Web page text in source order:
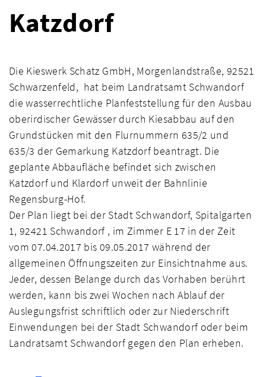
Katzdorf
Die Kieswerk Schatz GmbH, Morgenlandstraße, 92521
Schwarzenfeld, hat beim Landratsamt Schwandorf
die wasserrechtliche Planfeststellung für den Ausbau
oberirdischer Gewässer durch Kiesabbau auf den
Grundstücken mit den Flurnummern 635/2 und
635/3 der Gemarkung Katzdorf beantragt. Die
geplante Abbaufläche befindet sich zwischen
Katzdorf und Klardorf unweit der Bahnlinie
Regensburg-Hof.
Der Plan liegt bei der Stadt Schwandorf, Spitalgarten
1, 92421 Schwandorf , im Zimmer E 17 in der Zeit
vom 07.04.2017 bis 09.05.2017 während der
allgemeinen Öffnungszeiten zur Einsichtnahme aus.
Jeder, dessen Belange durch das Vorhaben berührt
werden, kann bis zwei Wochen nach Ablauf der
Auslegungsfrist schriftlich oder zur Niederschrift
Einwendungen bei der Stadt Schwandorf oder beim
Landratsamt Schwandorf gegen den Plan erheben.